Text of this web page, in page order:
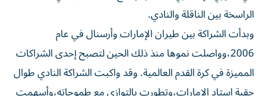
وبدأت الشراكة بين طيران الإمارات وأرسنال في عام
2006،وواصلت نموها منذ ذلك الحين لتصبح إحدى الشراكات
المميزة في كرة القدم العالمية. وقد واكبت الشراكة النادي طوال
حقبة استاد الإمارات،وتطورت بالتوازي مع طموحاته،وأسهمت